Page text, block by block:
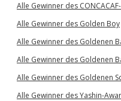
Alle Gewinner des
Alle Gewinner des Golden Boy
Alle Gewinner des Goldenen
Alle Gewinner des Goldenen
Alle Gewinner des Goldenen
Alle Gewinner des Yashin-